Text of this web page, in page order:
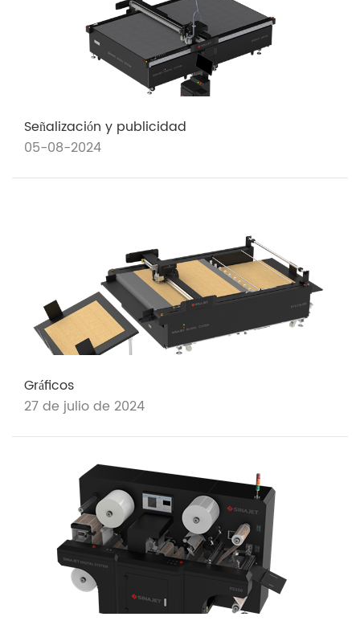
Señalización y publicidad
05-08-2024
Gráficos
27 de julio de 2024